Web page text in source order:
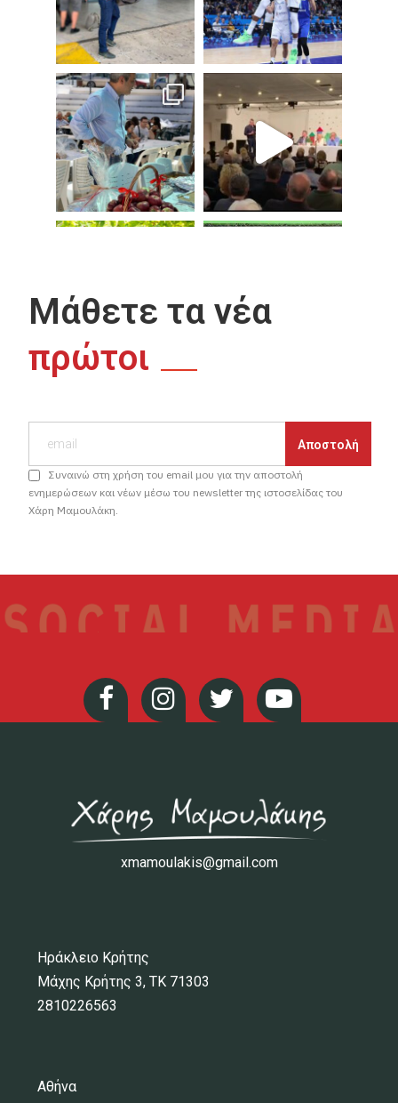
Μάθετε τα νέα
πρώτοι
Συναινώ στη χρήση του email μου για την αποστολή
ενημερώσεων και νέων μέσω του newsletter της ιστοσελίδας του
Χάρη Μαμουλάκη.
xmamoulakis@gmail.com
Ηράκλειο Κρήτης
Μάχης Κρήτης 3, ΤΚ 71303
2810226563
Αθήνα